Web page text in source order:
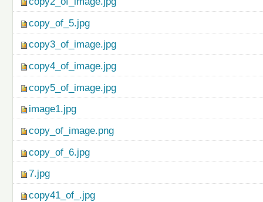
copy_of_5.jpg
copy3_of_image.jpg
copy4_of_image.jpg
copy5_of_image.jpg
image1.jpg
copy_of_image.png
copy_of_6.jpg
7.jpg
copy41_of_.jpg